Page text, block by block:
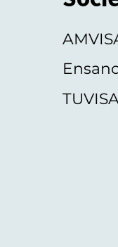
TUVISA